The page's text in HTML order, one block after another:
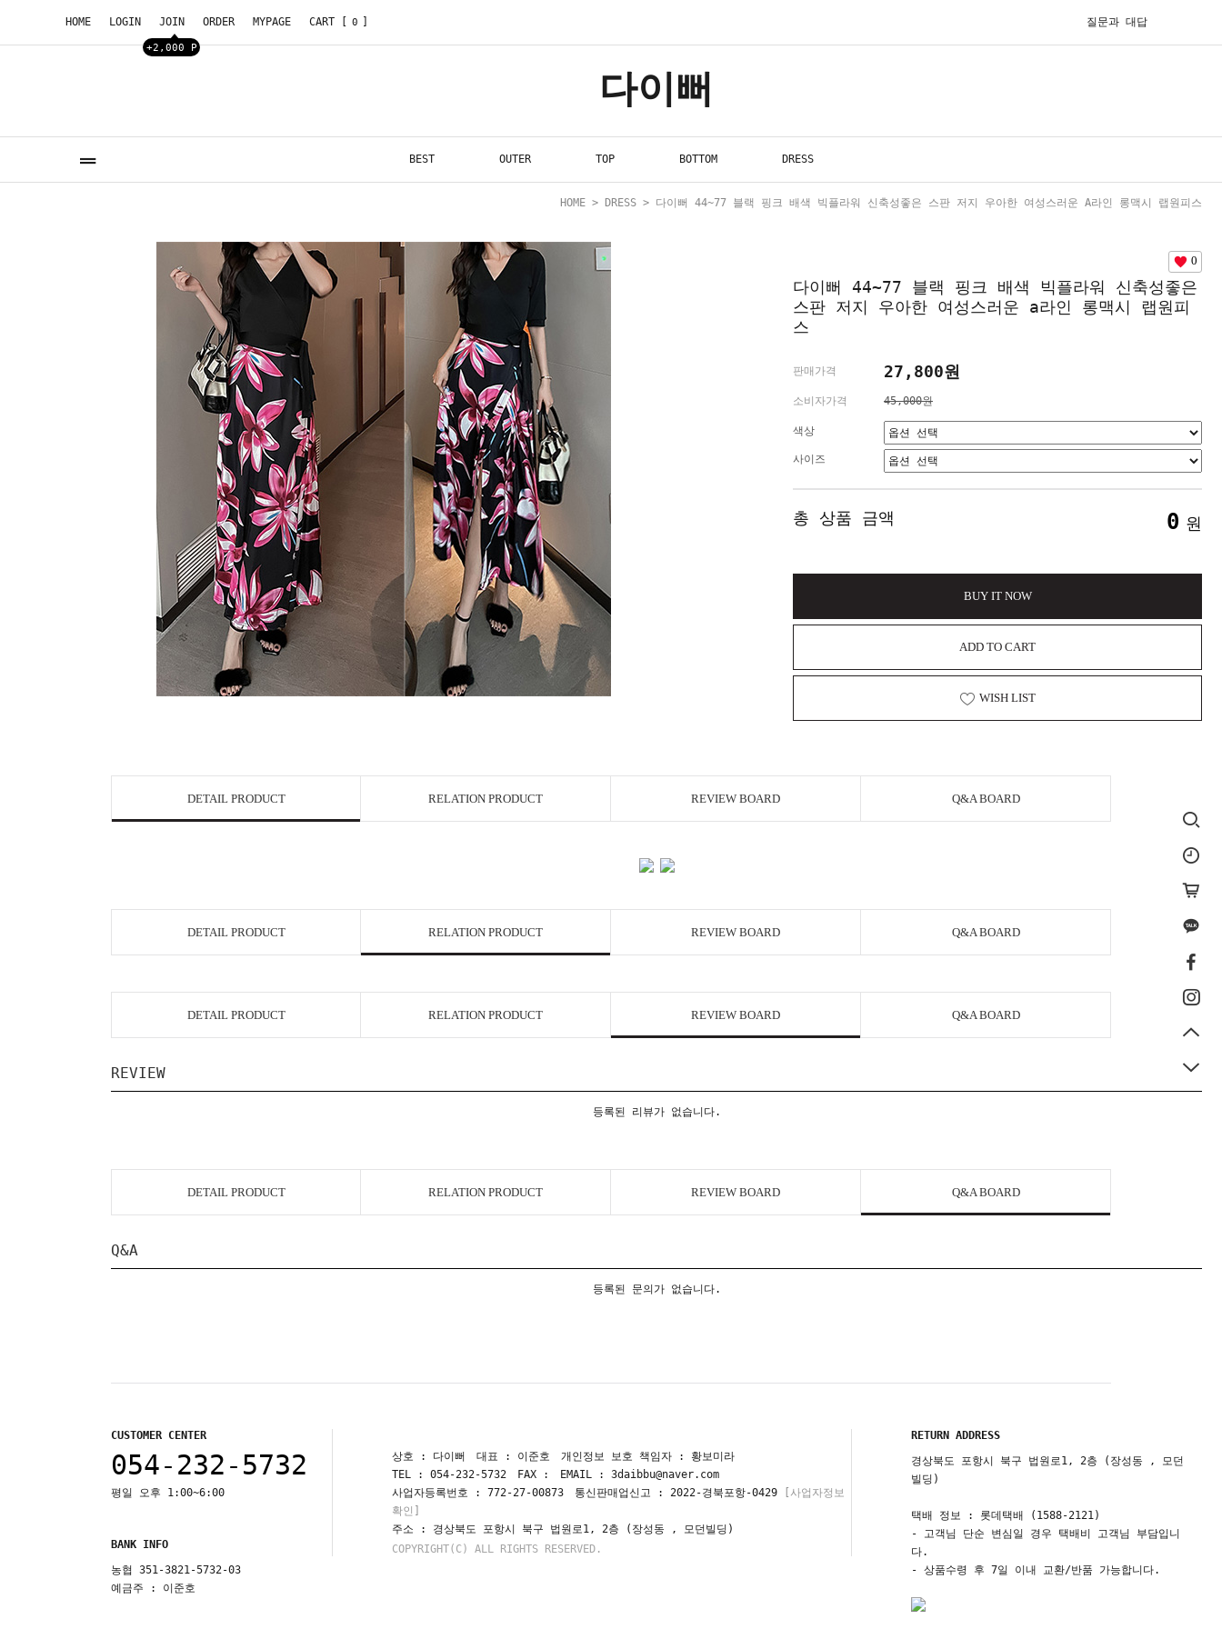
HOME LOGIN JOIN
+2,000 P
ORDER MYPAGE CART [ 0 질문과 대답
다이뻐
BEST OUTER TOP BOTTOM DRESS
HOME > DRESS > 다이뻐 44~77 블랙 핑크 배색 빅플라워 신축성좋은 스판 저지 우아한 여성스러운 A라인 롱맥시 랩원피스
0
다이뻐 44~77 블랙 핑크 배색 빅플라워 신축성좋은
스판 저지 우아한 여성스러운 a라인 롱맥시 랩원피
스
판매가격 27,800원
소비자가격 45,000원
색상
사이즈
총 상품 금액 0 원
BUY IT NOW
ADD TO CART
WISH LIST
DETAIL PRODUCT RELATION PRODUCT REVIEW BOARD Q&A BOARD
DETAIL PRODUCT RELATION PRODUCT REVIEW BOARD Q&A BOARD
DETAIL PRODUCT RELATION PRODUCT REVIEW BOARD Q&A BOARD
REVIEW
등록된 리뷰가 없습니다.
DETAIL PRODUCT RELATION PRODUCT REVIEW BOARD Q&A BOARD
Q&A
등록된 문의가 없습니다.
CUSTOMER CENTER
054-232-5732
평일 오후 1:00~6:00
BANK INFO
농협 351-3821-5732-03
예금주 : 이준호
상호 : 다이뻐 대표 : 이준호
개인정보 보호 책임자 : 황보미라
TEL : 054-232-5732
FAX :
EMAIL : 3daibbu@naver.com
사업자등록번호 : 772-27-00873
통신판매업신고 : 2022-경북포항-0429
[사업자정보
확인]
주소 : 경상북도 포항시 북구 법원로1, 2층 (장성동 , 모던빌딩)
COPYRIGHT(C) ALL RIGHTS RESERVED.
RETURN ADDRESS
경상북도 포항시 북구 법원로1, 2층 (장성동 , 모던
빌딩)
택배 정보 : 롯데택배 (1588-2121)
- 고객님 단순 변심일 경우 택배비 고객님 부담입니
다.
- 상품수령 후 7일 이내 교환/반품 가능합니다.